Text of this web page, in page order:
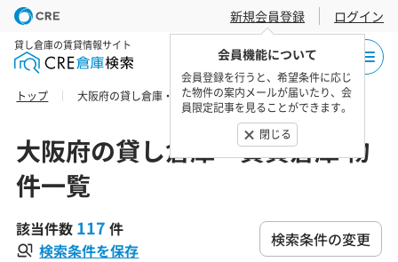
新規会員登録
会員機能について
会員登録を行うと、希望条件に応じ
た物件の案内メールが届いたり、会
員限定記事を見ることができます。
閉じる
ログイン
貸し倉庫の賃貸情報サイト
トップ 大阪府の貸し倉庫・賃貸倉庫 物件一覧
大阪府の貸し倉庫・賃貸倉庫 物
件一覧
該当件数 117 件
検索条件を保存
検索条件の変更